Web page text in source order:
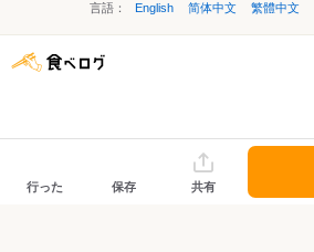
言語： English 简体中文 繁體中文
行った 保存 共有